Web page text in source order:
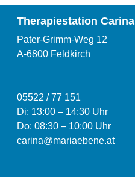
Therapiestation Carina
Pater-Grimm-Weg 12
A-6800 Feldkirch
05522 / 77 151
Di: 13:00 – 14:30 Uhr
Do: 08:30 – 10:00 Uhr
carina@mariaebene.at